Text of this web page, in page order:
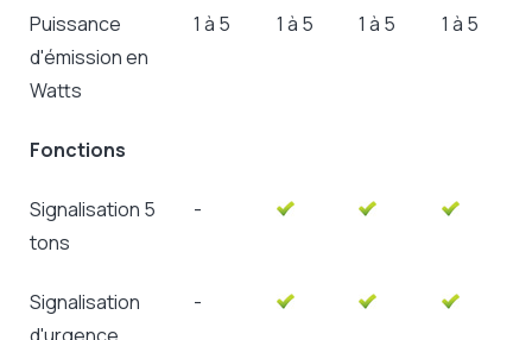
Puissance
d'émission en
Watts
1 à 5 1 à 5 1 à 5 1 à 5
Fonctions
Signalisation 5
tons
-
Signalisation
-